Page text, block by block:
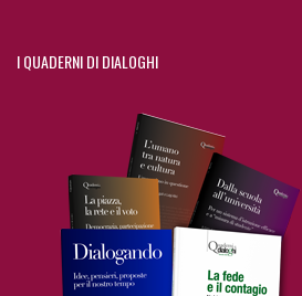
IQUADERNI DI DIALOGHI